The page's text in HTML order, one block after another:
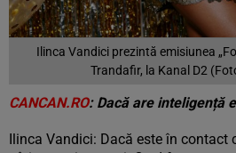
Ilinca Vandici prezintă emisiunea
Trandafir, la Kanal D2
CANCAN.RO: Dacă are inteligență
Ilinca Vandici: Dacă este în contact